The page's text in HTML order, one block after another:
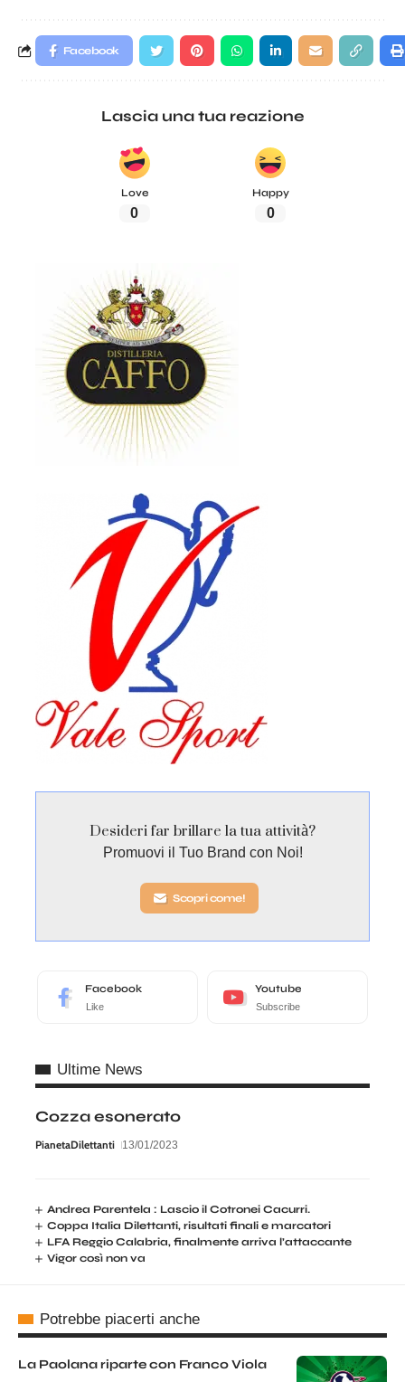
Facebook
Lascia una tua reazione
Love
0
Happy
0
Desideri far brillare la tua attività?
Promuovi il Tuo Brand con Noi!
Scopri come!
Facebook
Like
Youtube
Subscribe
Ultime News
Cozza esonerato
PianetaDilettanti 13/01/2023
Andrea Parentela : Lascio il Cotronei Cacurri.
Coppa Italia Dilettanti, risultati finali e marcatori
LFA Reggio Calabria, finalmente arriva l’attaccante
Vigor così non va
Potrebbe piacerti anche
La Paolana riparte con Franco Viola